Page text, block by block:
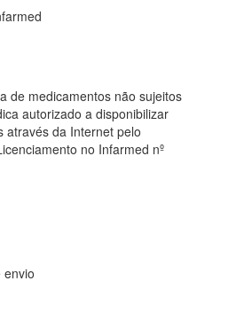
de medicamentos não sujeitos
autorizado a disponibilizar
através da Internet pelo
no Infarmed nº
envio